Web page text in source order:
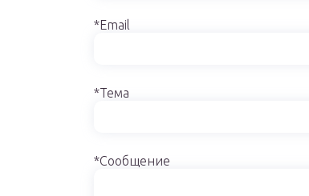
*Email
*Тема
*Сообщение